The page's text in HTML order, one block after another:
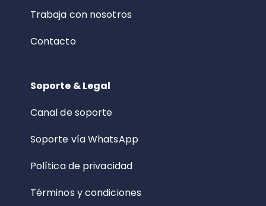
Trabaja con nosotros
Contacto
Soporte & Legal
Canal de soporte
Soporte vía WhatsApp
Política de privacidad
Términos y condiciones